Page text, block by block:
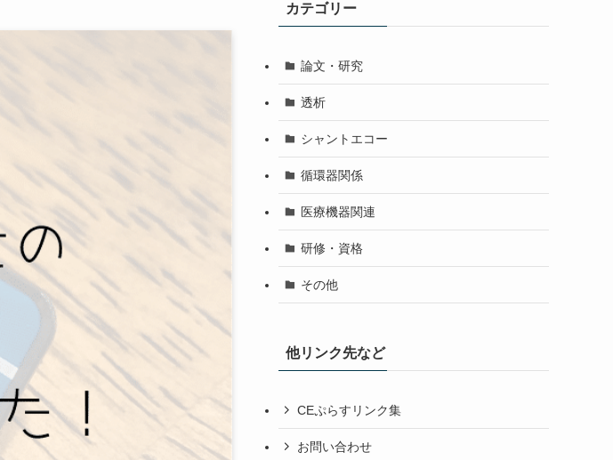
カテゴリー
論文・研究
透析
シャントエコー
循環器関係
医療機器関連
研修・資格
その他
他リンク先など
CEぷらすリンク集
お問い合わせ